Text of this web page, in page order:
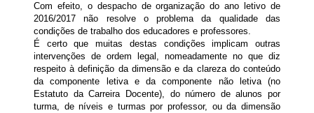
Com efeito, o despacho de organização do ano letivo de
2016/2017 não resolve o problema da qualidade das
condições de trabalho dos educadores e professores.
É certo que muitas destas condições implicam outras
intervenções de ordem legal, nomeadamente no que diz
respeito à definição da dimensão e da clareza do conteúdo
da componente letiva e da componente não letiva (no
Estatuto da Carreira Docente), do número de alunos por
turma, de níveis e turmas por professor, ou da dimensão